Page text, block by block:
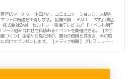
画力と、コミュニケーション力、人脈を
を実現します。 協業実績 ・FANCL ・大丸百貨店
式会社Zwei ・ヒルトン ・東海テレビ など 【イベント創作
ース組み合わせで価値あるイベントを開催できる。 【大手
づくり】 企業から見た時の、貴社の価値を見抜き、手の届
ンします。 【メディア戦略】 プレスリリース
マ。